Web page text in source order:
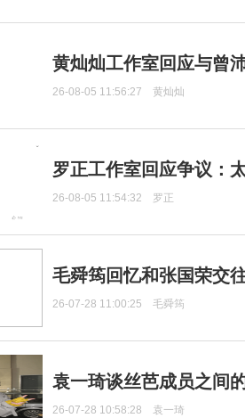
黄灿灿工作室回应与曾
26-08-05 11:56:27 黄灿灿
罗正工作室回应争议：
26-08-05 11:54:32 罗正
毛舜筠回忆和张国荣交
26-07-28 11:00:25 毛舜筠
袁一琦谈丝芭成员之间
26-07-28 10:58:28 袁一琦